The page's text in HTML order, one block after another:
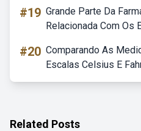
#19 Grande Parte Da
Relacionada Com Os
#20 Comparando As
Escalas Celsius E
Related Posts